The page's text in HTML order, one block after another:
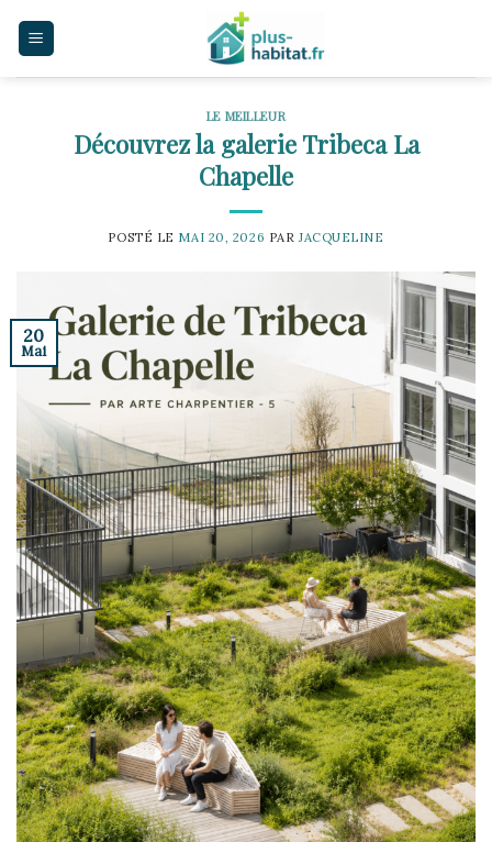
LE MEILLEUR
Découvrez la galerie Tribeca La
Chapelle
POSTÉ LE MAI 20, 2026 PAR JACQUELINE
20
Mai